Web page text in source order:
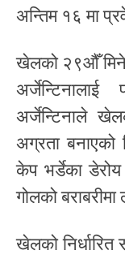
अन्तिम १६ मा
खेलको २९औँ
अर्जेन्टिनाले
अग्रता
केप भर्डेका
गोलको
खेलको